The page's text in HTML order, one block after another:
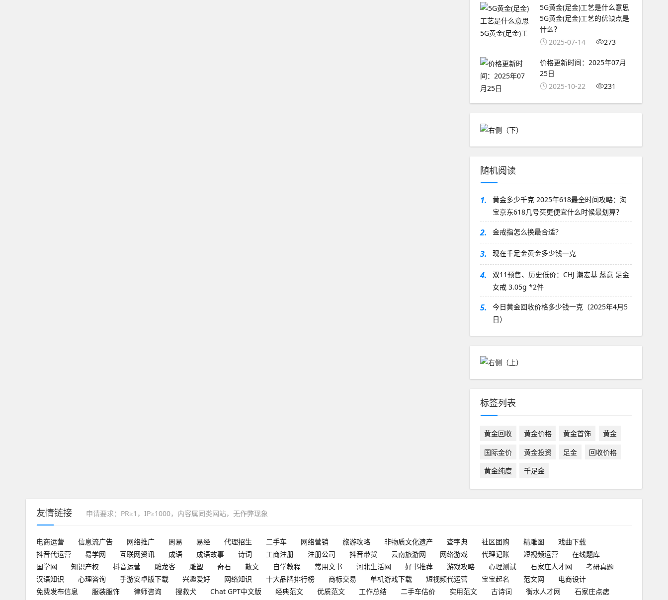
5G黄金(足金)工艺是什么意思
5G黄金(足金)工艺的优缺点是
什么？
2025-07-14
273
价格更新时间：2025年07月
25日
2025-10-22
231
随机阅读
1.
黄金多少千克 2025年618最全时间攻略：淘
宝京东618几号买更便宜什么时候最划算？
2. 金戒指怎么换最合适？
3. 现在千足金黄金多少钱一克
4.
双11预售、历史低价：CHJ 潮宏基 蕊意 足金
女戒 3.05g *2件
5.
今日黄金回收价格多少钱一克（2025年4月5
日）
标签列表
黄金回收 黄金价格 黄金首饰
黄金
国际金价
黄金投资 足金
回收价格
黄金纯度
千足金
友情链接 申请要求：PR≥1，IP≥1000，内容属同类网站，无作弊现象
电商运营 信息流广告 网络推广 周易 易经 代理招生 二手车 网络营销 旅游攻略 非物质文化遗产 查字典 社区团购 精雕图
戏曲下载
抖音代运营
易学网 互联网资讯 成语 成语故事 诗词 工商注册 注册公司 抖音带货 云南旅游网 网络游戏 代理记账 短视频运营
在线题库
国学网
知识产权 抖音运营 雕龙客 雕塑 奇石 散文 自学教程 常用文书 河北生活网 好书推荐 游戏攻略 心理测试 石家庄人才网
考研真题
汉语知识
心理咨询 手游安卓版下载 兴趣爱好 网络知识 十大品牌排行榜 商标交易 单机游戏下载 短视频代运营 宝宝起名 范文网
电商设计
免费发布信息
服装服饰 律师咨询 搜救犬 Chat GPT中文版 经典范文 优质范文 工作总结 二手车估价 实用范文 古诗词 衡水人才网
石家庄点痣